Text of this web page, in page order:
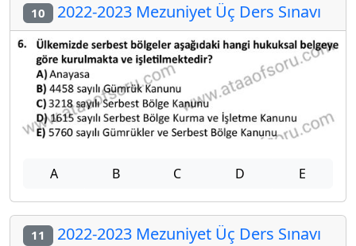
10 2022-2023 Mezuniyet Üç Ders Sınavı
A B C D E
11 2022-2023 Mezuniyet Üç Ders Sınavı